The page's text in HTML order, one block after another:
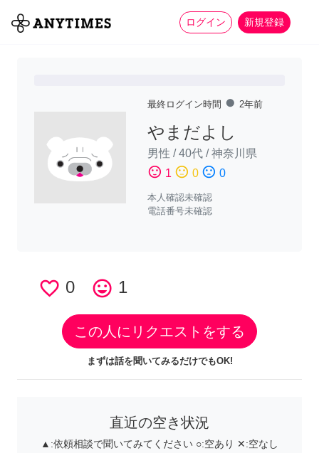
ログイン 新規登録
全て 家事 more_horiz
最終ログイン時間 fiber_manual_record 2年前
やまだよし
男性 /40代 /神奈川県
sentiment_satisfied 1 sentiment_neutral 0 sentiment_dissatisfied 0
本人確認未確認
電話番号未確認
favorite_border 0 tag_faces 1
この人にリクエストをする
まずは話を聞いてみるだけでもOK!
直近の空き状況
▲:依頼相談で聞いてみてください ○:空あり ✕:空なし